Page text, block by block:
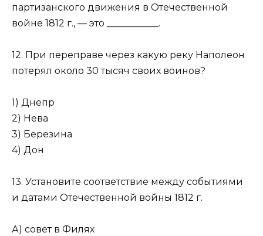
партизанского движения в Отечественной
войне 1812 г., — это ___________.
12. При переправе через какую реку Наполеон
потерял около 30 тысяч своих воинов?
1) Днепр
2) Нева
3) Березина
4) Дон
13. Установите соответствие между событиями
и датами Отечественной войны 1812 г.
А) совет в Филях